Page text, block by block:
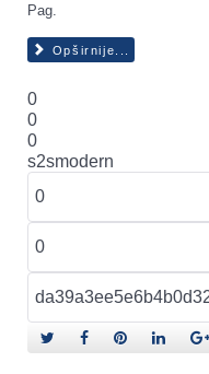
Pag.
Opširnije...
0
0
0
s2smodern